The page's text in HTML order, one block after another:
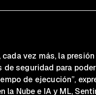
vez más, la
de seguridad para
de ejecución”,
la Nube e IA y ML,